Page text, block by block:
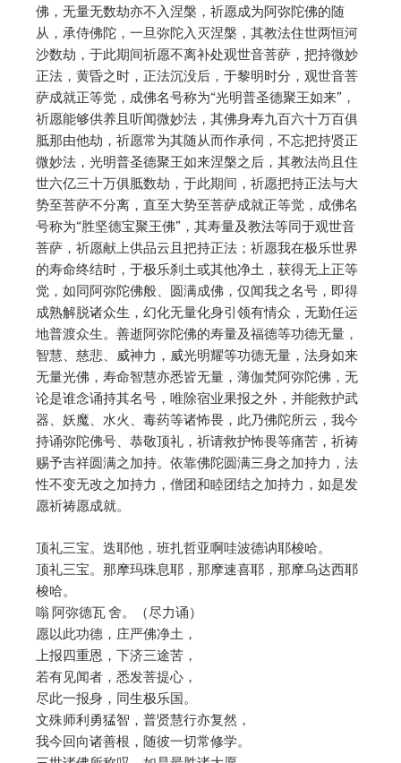
佛，无量无数劫亦不入涅槃，祈愿成为阿弥陀佛的随
从，承侍佛陀，一旦弥陀入灭涅槃，其教法住世两恒河
沙数劫，于此期间祈愿不离补处观世音菩萨，把持微妙
正法，黄昏之时，正法沉没后，于黎明时分，观世音菩
萨成就正等觉，成佛名号称为“光明普圣德聚王如来”，
祈愿能够供养且听闻微妙法，其佛身寿九百六十万百俱
胝那由他劫，祈愿常为其随从而作承伺，不忘把持贤正
微妙法，光明普圣德聚王如来涅槃之后，其教法尚且住
世六亿三十万俱胝数劫，于此期间，祈愿把持正法与大
势至菩萨不分离，直至大势至菩萨成就正等觉，成佛名
号称为“胜坚德宝聚王佛”，其寿量及教法等同于观世音
菩萨，祈愿献上供品云且把持正法；祈愿我在极乐世界
的寿命终结时，于极乐刹土或其他净土，获得无上正等
觉，如同阿弥陀佛般、圆满成佛，仅闻我之名号，即得
成熟解脱诸众生，幻化无量化身引领有情众，无勤任运
地普渡众生。善逝阿弥陀佛的寿量及福德等功德无量，
智慧、慈悲、威神力，威光明耀等功德无量，法身如来
无量光佛，寿命智慧亦悉皆无量，薄伽梵阿弥陀佛，无
论是谁念诵持其名号，唯除宿业果报之外，并能救护武
器、妖魔、水火、毒药等诸怖畏，此乃佛陀所云，我今
持诵弥陀佛号、恭敬顶礼，祈请救护怖畏等痛苦，祈祷
赐予吉祥圆满之加持。依靠佛陀圆满三身之加持力，法
性不变无改之加持力，僧团和睦团结之加持力，如是发
愿祈祷愿成就。
顶礼三宝。迭耶他，班扎哲亚啊哇波德讷耶梭哈。
顶礼三宝。那摩玛珠息耶，那摩速喜耶，那摩乌达西耶
梭哈。
嗡 阿弥德瓦 舍。（尽力诵）
愿以此功德，庄严佛净土，
上报四重恩，下济三途苦，
若有见闻者，悉发菩提心，
尽此一报身，同生极乐国。
文殊师利勇猛智，普贤慧行亦复然，
我今回向诸善根，随彼一切常修学。